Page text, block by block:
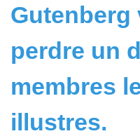
Gutenberg
perdre un
membres
illustres.